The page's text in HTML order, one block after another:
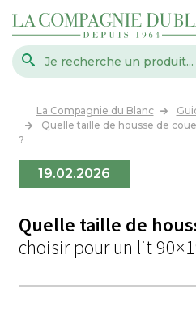
La Compagnie du Blanc
Quelle taille de housse de
?
19.02.2026
Quelle taille de
choisir pour un lit